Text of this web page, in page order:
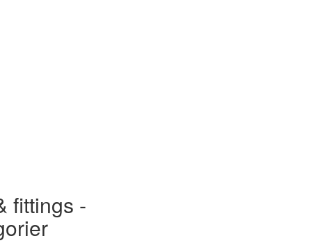
fittings -